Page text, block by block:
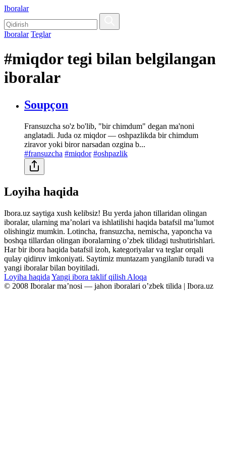
Iboralar
Iboralar Teglar
#miqdor tegi bilan belgilangan
iboralar
Soupçon
Fransuzcha so'z bo'lib, "bir chimdum" degan ma'noni
anglatadi. Juda oz miqdor — oshpazlikda bir chimdum
ziravor yoki biror narsadan ozgina b...
#fransuzcha #miqdor #oshpazlik
Loyiha haqida
Ibora.uz saytiga xush kelibsiz! Bu yerda jahon tillaridan olingan
iboralar, ularning maʼnolari va ishlatilishi haqida batafsil maʼlumot
olishingiz mumkin. Lotincha, fransuzcha, nemischa, yaponcha va
boshqa tillardan olingan iboralarning oʼzbek tilidagi tushutirishlari.
Har bir ibora haqida batafsil izoh, kategoriyalar va teglar orqali
qulay qidiruv imkoniyati. Saytimiz muntazam yangilanib turadi va
yangi iboralar bilan boyitiladi.
Loyiha haqida Yangi ibora taklif qilish Aloqa
© 2008 Iboralar maʼnosi — jahon iboralari oʼzbek tilida | Ibora.uz